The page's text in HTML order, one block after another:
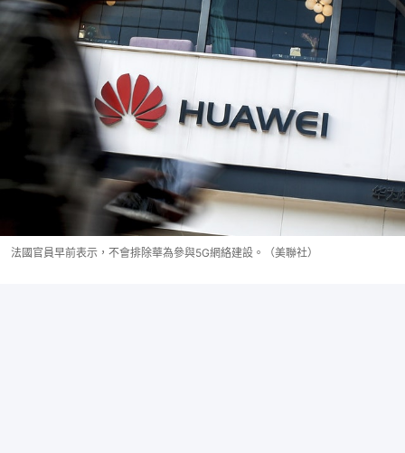
法國官員早前表示，不會排除華為參與5G網絡建設。（美聯社）